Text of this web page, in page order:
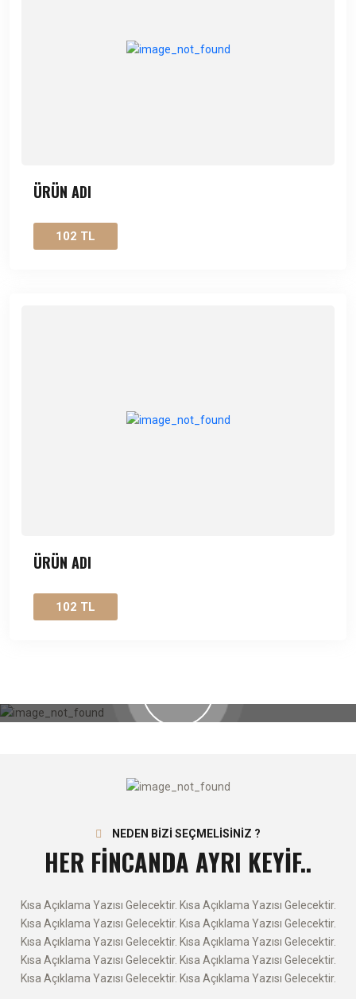
ÜRÜN ADI
102 TL
ÜRÜN ADI
102 TL
NEDEN BİZİ SEÇMELİSİNİZ ?
HER FİNCANDA AYRI KEYİF..
Kısa Açıklama Yazısı Gelecektir. Kısa Açıklama Yazısı Gelecektir.
Kısa Açıklama Yazısı Gelecektir. Kısa Açıklama Yazısı Gelecektir.
Kısa Açıklama Yazısı Gelecektir. Kısa Açıklama Yazısı Gelecektir.
Kısa Açıklama Yazısı Gelecektir. Kısa Açıklama Yazısı Gelecektir.
Kısa Açıklama Yazısı Gelecektir. Kısa Açıklama Yazısı Gelecektir.